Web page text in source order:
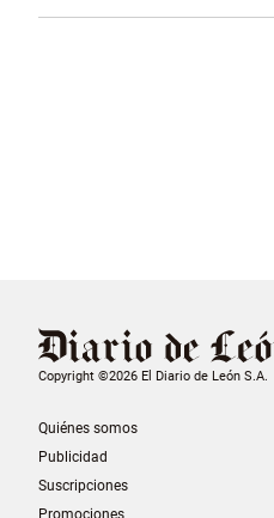
Copyright ©2026 El Diario de León S.A.
Quiénes somos
Publicidad
Suscripciones
Promociones